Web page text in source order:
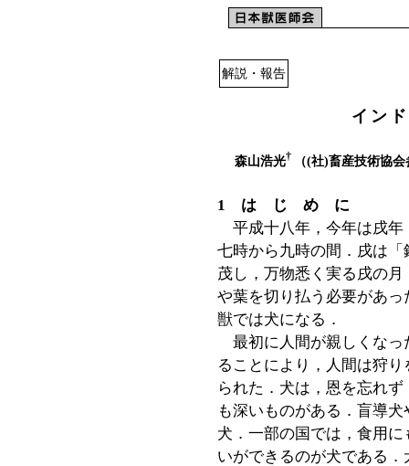
解説・報告
イン
森山浩光† （(社)畜産技術協
1 は じ め に
平成十八年，今年は戌年
七時から九時の間．戌は
茂し，万物悉く実る戌の
や葉を切り払う必要があ
獣では犬になる．
最初に人間が親しくなっ
ることにより，人間は狩
られた．犬は，恩を忘れ
も深いものがある．盲導
犬．一部の国では，食用
いができるのが犬である